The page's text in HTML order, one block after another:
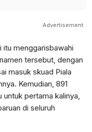
Advertisement
menggarisbawahi
tersebut, dengan
masuk skuad Piala
Kemudian, 891
pertama kalinya,
di seluruh